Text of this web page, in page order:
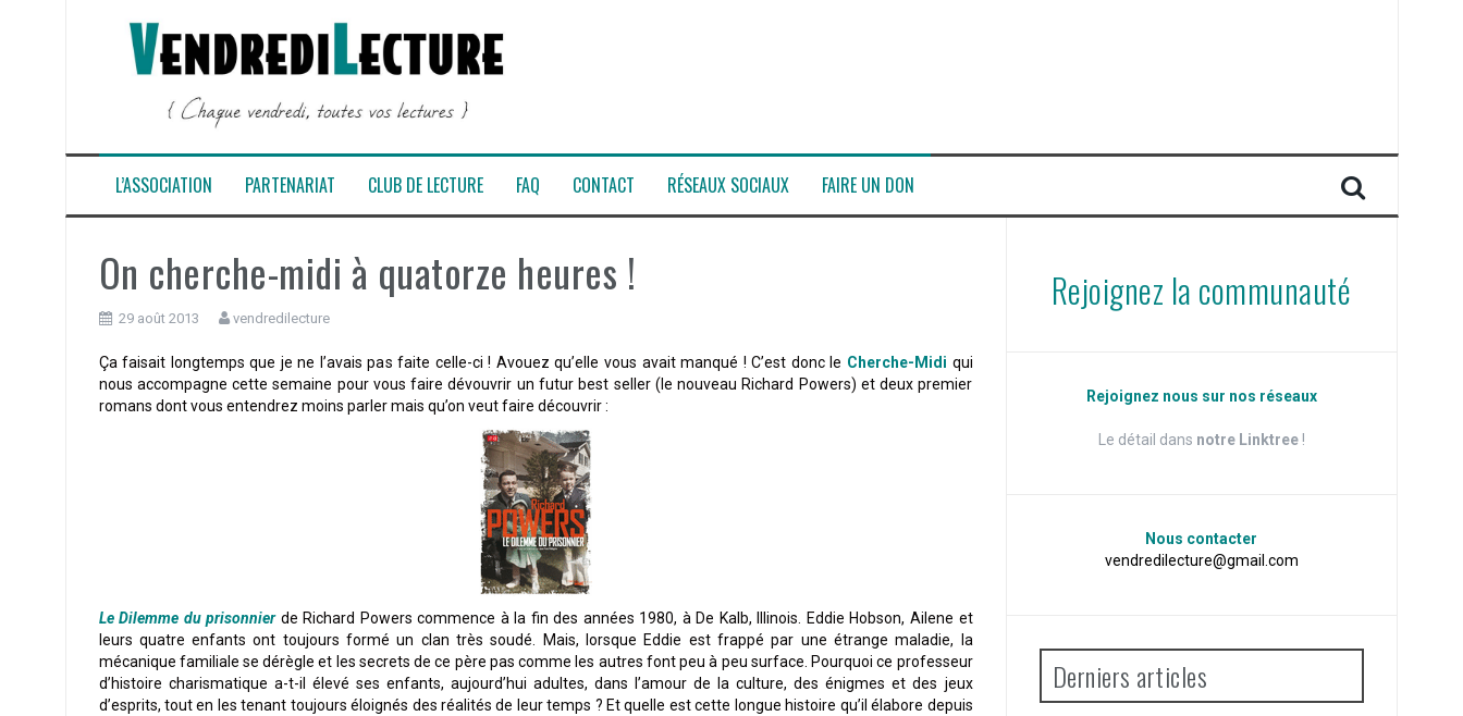
L’ASSOCIATION PARTENARIAT CLUB DE LECTURE FAQ CONTACT RÉSEAUX SOCIAUX FAIRE UN DON
On cherche-midi à quatorze heures !
29 août 2013 vendredilecture
Ça faisait longtemps que je ne l’avais pas faite celle-ci ! Avouez qu’elle vous avait manqué ! C’est donc le Cherche-Midi qui
nous accompagne cette semaine pour vous faire dévouvrir un futur best seller (le nouveau Richard Powers) et deux premier
romans dont vous entendrez moins parler mais qu’on veut faire découvrir :
Le Dilemme du prisonnier de Richard Powers commence à la fin des années 1980, à De Kalb, Illinois. Eddie Hobson, Ailene et
leurs quatre enfants ont toujours formé un clan très soudé. Mais, lorsque Eddie est frappé par une étrange maladie, la
mécanique familiale se dérègle et les secrets de ce père pas comme les autres font peu à peu surface. Pourquoi ce professeur
d’histoire charismatique a-t-il élevé ses enfants, aujourd’hui adultes, dans l’amour de la culture, des énigmes et des jeux
d’esprits, tout en les tenant toujours éloignés des réalités de leur temps ? Et quelle est cette longue histoire qu’il élabore depuis
Rejoignez la communauté
Rejoignez nous sur nos réseaux
Le détail dans notre Linktree!
Nous contacter
vendredilecture@gmail.com
Derniers articles